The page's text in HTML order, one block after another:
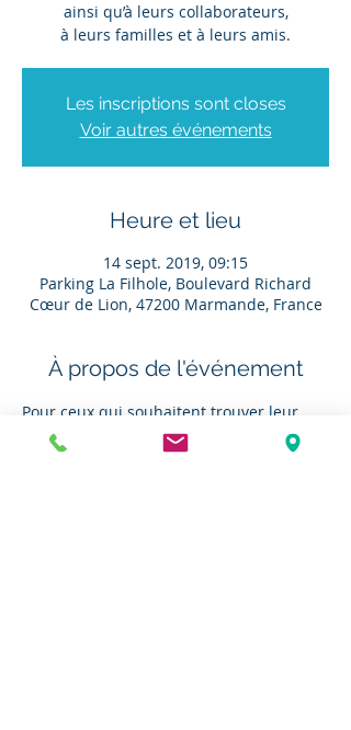
ainsi qu’à leurs collaborateurs,
à leurs familles et à leurs amis.
Les inscriptions sont closes
Voir autres événements
Heure et lieu
14 sept. 2019, 09:15
Parking La Filhole, Boulevard Richard
Cœur de Lion, 47200 Marmande, France
À propos de l'événement
Pour ceux qui souhaitent trouver leur
voiture à l'arrivée, à Couthures sur
Garonne : RV à Couthures à 9h30, après